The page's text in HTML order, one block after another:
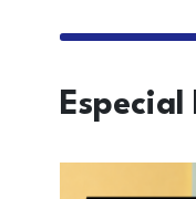
Especial